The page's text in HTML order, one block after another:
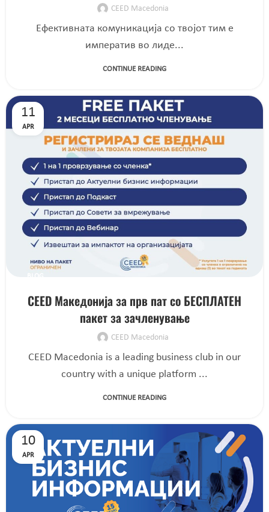
CEED Macedonia
Ефективната комуникација со твојот тим е
императив во лиде...
CONTINUE READING
11
APR
CEED Македонија за прв пат со БЕСПЛАТЕН
пакет за зачленување
CEED Macedonia
CEED Macedonia is a leading business club in our
country with a unique platform ...
CONTINUE READING
10
APR